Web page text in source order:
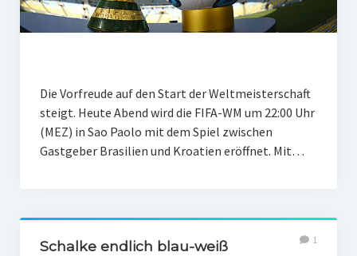
17 Ziele
Vom Trend zur Tonne
Die Vorfreude auf den Start der Weltmeisterschaft
steigt. Heute Abend wird die FIFA-WM um 22:00 Uhr
(MEZ) in Sao Paolo mit dem Spiel zwischen
Gastgeber Brasilien und Kroatien eröffnet. Mit…
Schalke endlich blau-weiß 1